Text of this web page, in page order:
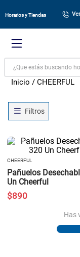
Horarios y Tiendas
¿Que estás buscando hoy?
CHEERFUL
CHEERFUL
Pañuelos
Un Cheerful
$890
Has